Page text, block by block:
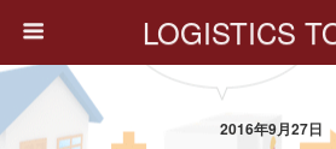
LOGISTICS
2016年9月27日